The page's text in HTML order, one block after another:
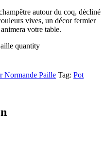
autour du coq, décliné
vives, un décor fermier
votre table.
quantity
Normande Paille Tag: Pot